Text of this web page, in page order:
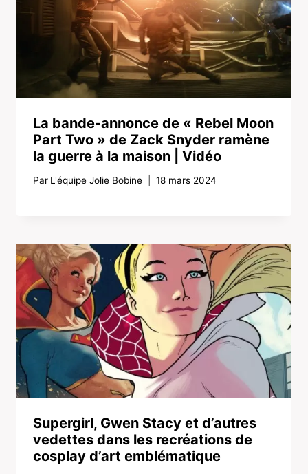
La bande-annonce de « Rebel Moon
Part Two » de Zack Snyder ramène
la guerre à la maison | Vidéo
Par L'équipe Jolie Bobine 18 mars 2024
Supergirl, Gwen Stacy et d’autres
vedettes dans les recréations de
cosplay d’art emblématique